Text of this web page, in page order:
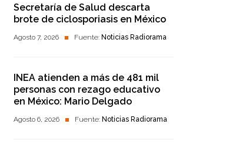
Secretaría de Salud descarta
brote de ciclosporiasis en México
Agosto 7, 2026 Fuente: Noticias Radiorama
INEA atienden a más de 481 mil
personas con rezago educativo
en México: Mario Delgado
Agosto 6, 2026 Fuente: Noticias Radiorama